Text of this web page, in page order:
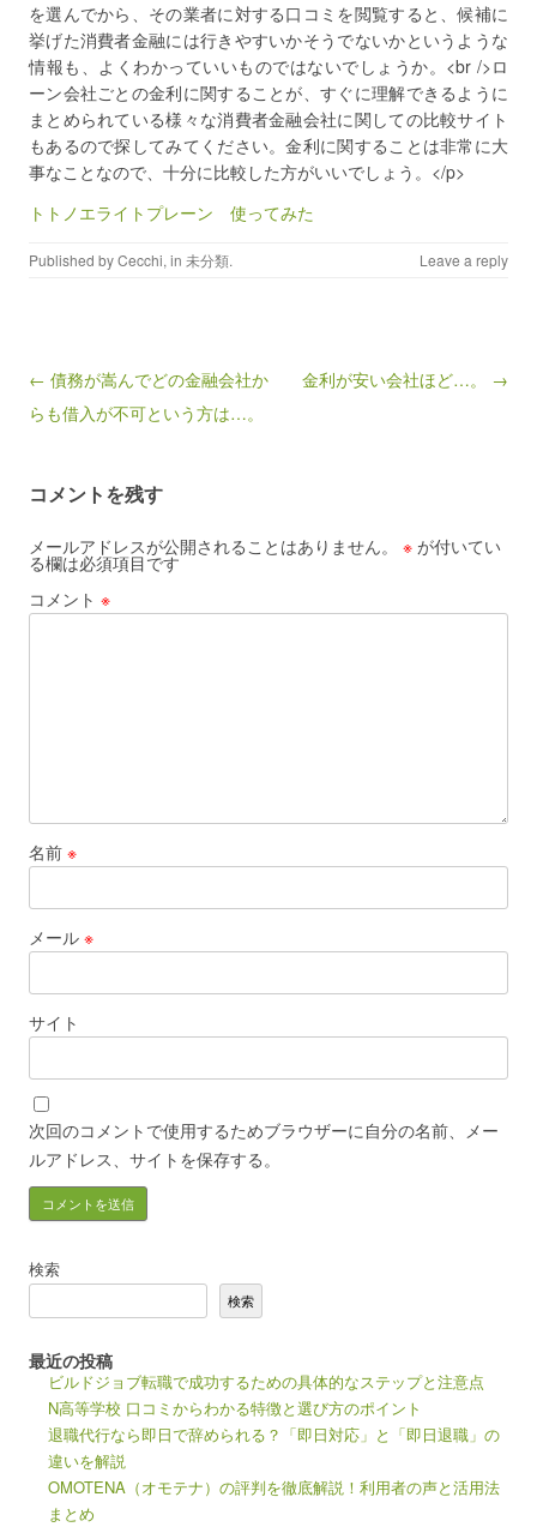
を選んでから、その業者に対する口コミを閲覧すると、候補に
挙げた消費者金融には行きやすいかそうでないかというような
情報も、よくわかっていいものではないでしょうか。<br />ロ
ーン会社ごとの金利に関することが、すぐに理解できるように
まとめられている様々な消費者金融会社に関しての比較サイト
もあるので探してみてください。金利に関することは非常に大
事なことなので、十分に比較した方がいいでしょう。</p>
トトノエライトプレーン 使ってみた
Published byCecchi, in 未分類. Leave a reply
Post navigation
← 債務が嵩んでどの金融会社か
らも借入が不可という方は…。
金利が安い会社ほど…。 →
コメントを残す
メールアドレスが公開されることはありません。 ※ が付いてい
る欄は必須項目です
コメント ※
名前 ※
メール ※
サイト
次回のコメントで使用するためブラウザーに自分の名前、メー
ルアドレス、サイトを保存する。
検索
検索
最近の投稿
ビルドジョブ転職で成功するための具体的なステップと注意点
N高等学校 口コミからわかる特徴と選び方のポイント
退職代行なら即日で辞められる？「即日対応」と「即日退職」の
違いを解説
OMOTENA（オモテナ）の評判を徹底解説！利用者の声と活用法
まとめ